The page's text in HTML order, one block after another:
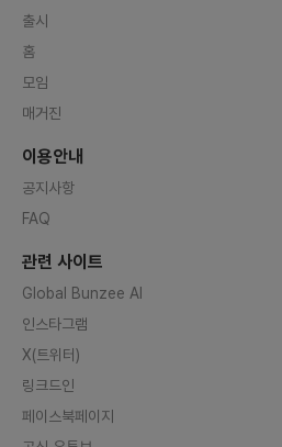
출시
홈
모임
매거진
이용안내
공지사항
FAQ
관련 사이트
Global Bunzee AI
인스타그램
X(트위터)
링크드인
페이스북페이지